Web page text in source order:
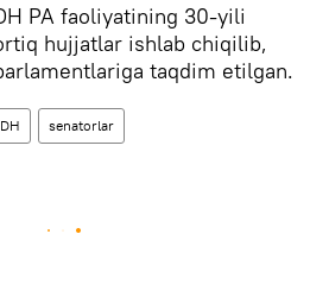
PA faoliyatining 30-yili
hujjatlar ishlab chiqilib,
taqdim etilgan.
senatorlar